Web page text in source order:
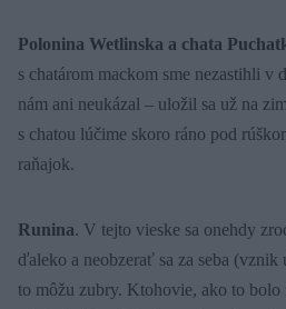
Polonina Wetlinska a chata
s chatárom mackom sme nezastihli v
nám ani neukázal – uložil sa už na
s chatou lúčime skoro ráno pod
raňajok.
Runina. V tejto vieske sa onehdy
ďaleko a neobzerať sa za seba
to môžu zubry. Ktohovie, ako to bolo